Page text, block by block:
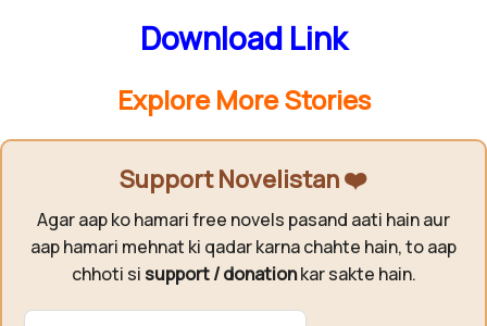
Download Link
Explore More Stories
Support Novelistan ❤️
Agar aap ko hamari free novels pasand aati hain aur
aap hamari mehnat ki qadar karna chahte hain, to aap
chhoti si support / donationkar sakte hain.